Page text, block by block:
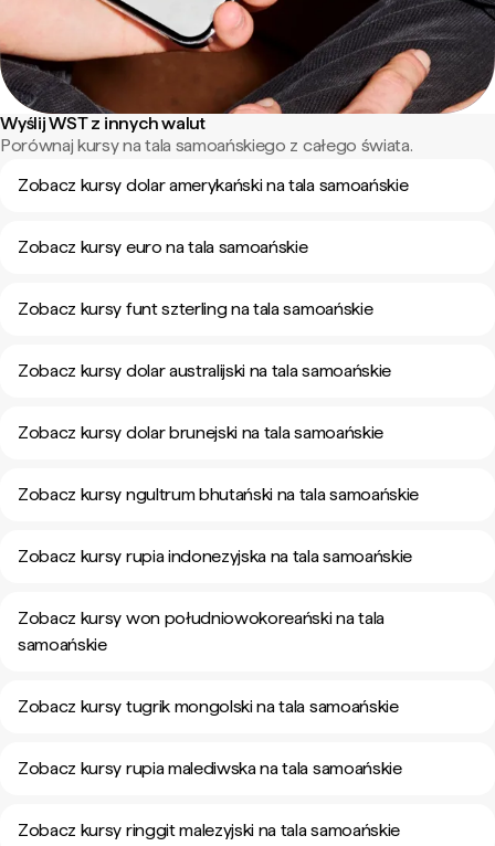
Wyślij WST z innych walut
Porównaj kursy na tala samoańskiego z całego świata.
Zobacz kursy dolar amerykański na tala samoańskie
Zobacz kursy euro na tala samoańskie
Zobacz kursy funt szterling na tala samoańskie
Zobacz kursy dolar australijski na tala samoańskie
Zobacz kursy dolar brunejski na tala samoańskie
Zobacz kursy ngultrum bhutański na tala samoańskie
Zobacz kursy rupia indonezyjska na tala samoańskie
Zobacz kursy won południowokoreański na tala
samoańskie
Zobacz kursy tugrik mongolski na tala samoańskie
Zobacz kursy rupia malediwska na tala samoańskie
Zobacz kursy ringgit malezyjski na tala samoańskie